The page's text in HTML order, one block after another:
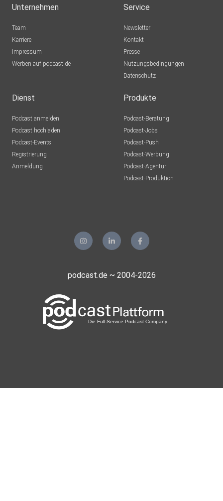
Unternehmen
Team
Karriere
Impressum
Werben auf podcast.de
Service
Newsletter
Kontakt
Presse
Nutzungsbedingungen
Datenschutz
Dienst
Podcast anmelden
Podcast hochladen
Podcast-Events
Registrierung
Anmeldung
Produkte
Podcast-Beratung
Podcast-Jobs
Podcast-Push
Podcast-Werbung
Podcast-Agentur
Podcast-Produktion
podcast.de ~ 2004-2026